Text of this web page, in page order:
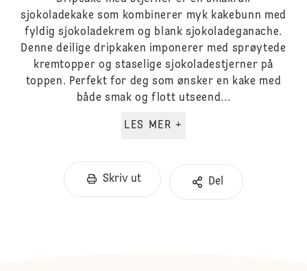
sjokoladekake som kombinerer myk kakebunn med
fyldig sjokoladekrem og blank sjokoladeganache.
Denne deilige dripkaken imponerer med sprøytede
kremtopper og staselige sjokoladestjerner på
toppen. Perfekt for deg som ønsker en kake med
både smak og flott utseend...
LES MER +
Skriv ut Del